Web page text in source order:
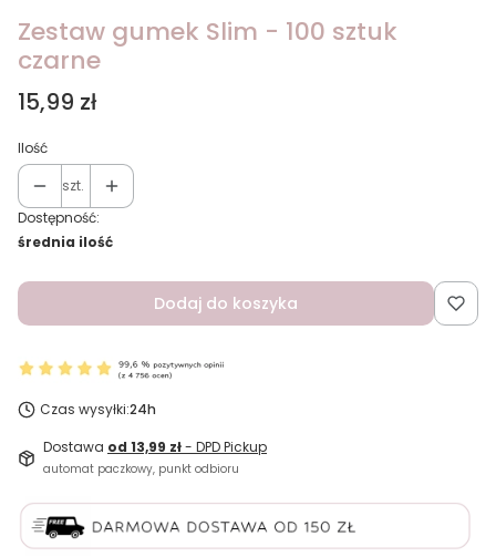
Zestaw gumek Slim - 100 sztuk
czarne
Cena
15,99 zł
Ilość
szt.
Dostępność:
średnia ilość
Dodaj do koszyka
Czas wysyłki:24h
Dostawa od 13,99 zł- DPD Pickup
automat paczkowy, punkt odbioru